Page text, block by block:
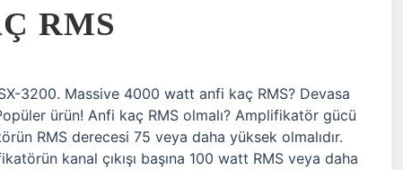
RMS
3200. Massive 4000 watt anfi kaç RMS? Devasa
ürün! Anfi kaç RMS olmalı? Amplifikatör gücü
RMS derecesi 75 veya daha yüksek olmalıdır.
kanal çıkışı başına 100 watt RMS veya daha